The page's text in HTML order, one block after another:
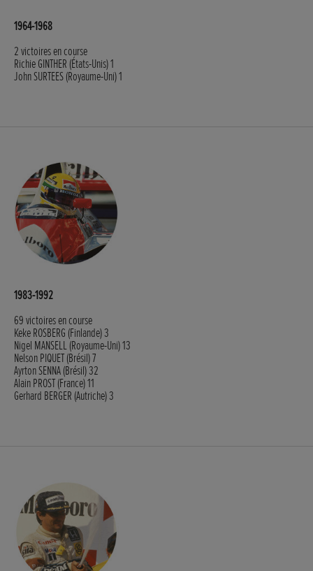
1964-1968
2 victoires en course
Richie GINTHER (États-Unis) 1
John SURTEES (Royaume-Uni) 1
1983-1992
69 victoires en course
Keke ROSBERG (Finlande) 3
Nigel MANSELL (Royaume-Uni) 13
Nelson PIQUET (Brésil) 7
Ayrton SENNA (Brésil) 32
Alain PROST (France) 11
Gerhard BERGER (Autriche) 3